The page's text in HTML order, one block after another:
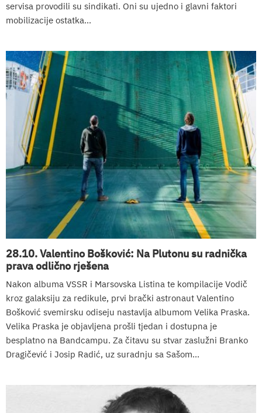
servisa provodili su sindikati. Oni su ujedno i glavni faktori
mobilizacije ostatka...
28.10. Valentino Bošković: Na Plutonu su radnička
prava odlično rješena
Nakon albuma VSSR i Marsovska Listina te kompilacije Vodič
kroz galaksiju za redikule, prvi brački astronaut Valentino
Bošković svemirsku odiseju nastavlja albumom Velika Praska.
Velika Praska je objavljena prošli tjedan i dostupna je
besplatno na Bandcampu. Za čitavu su stvar zaslužni Branko
Dragičević i Josip Radić, uz suradnju sa Sašom...